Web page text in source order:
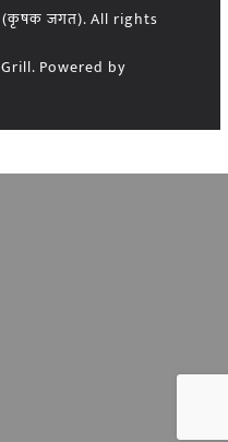
(कृषक जगत). All rights
Powered by